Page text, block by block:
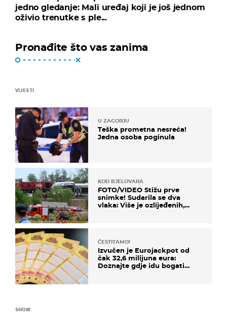
jedno gledanje: Mali uređaj koji je još jednom
oživio trenutke s ple...
Pronađite što vas zanima
VIJESTI
U ZAGORJU
Teška prometna nesreća!
Jedna osoba poginula
KOD BJELOVARA
FOTO/VIDEO Stižu prve
snimke! Sudarila se dva
vlaka: Više je ozlijeđenih,
ČESTITAMO!
Izvučen je Eurojackpot od
čak 32,6 milijuna eura:
Doznajte gdje idu bogati
SHOW